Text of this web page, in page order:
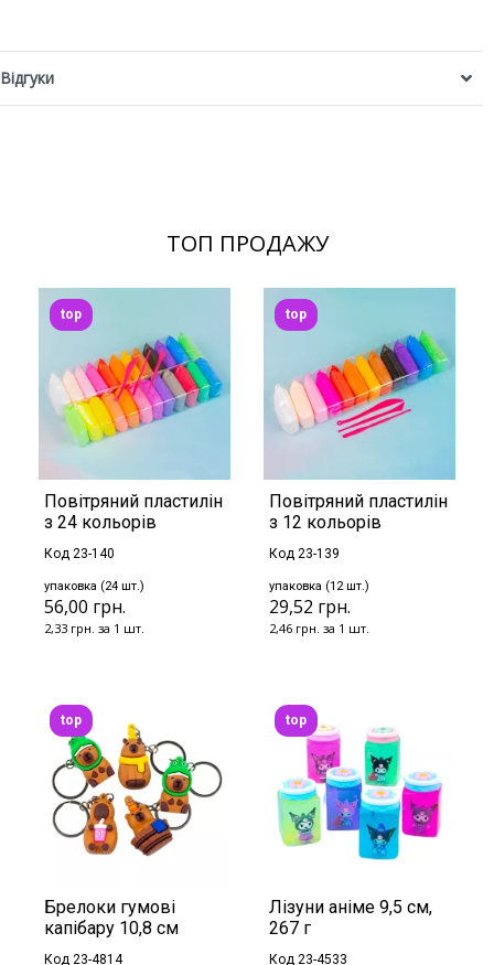
Відгуки
ТОП ПРОДАЖУ
Повітряний пластилін
з 24 кольорів
Код 23-140
упаковка (24 шт.)
56,00 грн.
2,33 грн. за 1 шт.
top
Повітряний пластилін
з 12 кольорів
Код 23-139
упаковка (12 шт.)
29,52 грн.
2,46 грн. за 1 шт.
top
Брелоки гумові
капібару 10,8 см
Код 23-4814
top
Лізуни аніме 9,5 см,
267 г
Код 23-4533
top